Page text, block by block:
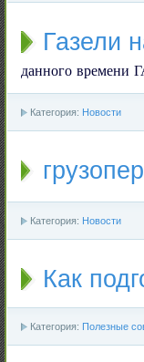
Газели
данного времени
Категория: Новости
Категория: Новости
Как
Категория: Полезные